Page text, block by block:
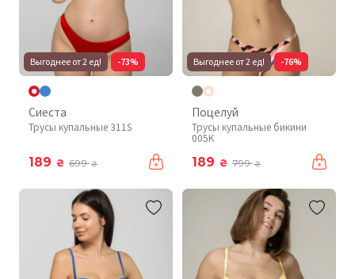
Выгоднее от 2 ед! -73%
Сиеста
Трусы купальные 311S
189 ₴ 699₴
Выгоднее от 2 ед! -76%
Поцелуй
Трусы купальные бикини
005K
189 ₴ 799₴